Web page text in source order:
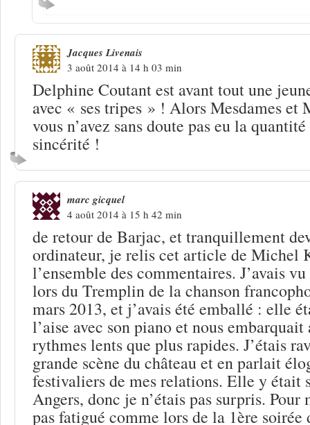
Jacques Livenais
3 août 2014 à 14 h 03 min
Delphine Coutant est avant tout une
avec « ses tripes » ! Alors Mesdames et
vous n’avez sans doute pas eu la
sincérité !
marc gicquel
4 août 2014 à 15 h 42 min
de retour de Barjac, et tranquillement
ordinateur, je relis cet article de Michel
l’ensemble des commentaires. J’avais
lors du Tremplin de la chanson
mars 2013, et j’avais été emballé : elle
l’aise avec son piano et nous embarquait
rythmes lents que plus rapides. J’étais
grande scène du château et en parlait
festivaliers de mes relations. Elle y était
Angers, donc je n’étais pas surpris. Pour
pas fatigué comme lors de la 1ère soirée